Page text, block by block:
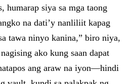
humarap siya sa mga taong
na dati’y nanliliit kapag
tawa ninyo kanina,” biro niya,
ako kung saan dapat
ang araw na iyon—hindi